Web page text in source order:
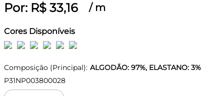
Por: R$ 33,16 / m
Cores Disponíveis
Composição (Principal): ALGODÃO: 97%, ELASTANO: 3%
P31NP003800028